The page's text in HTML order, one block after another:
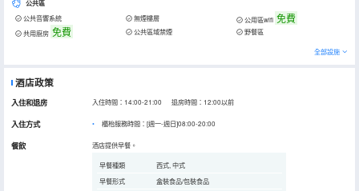
公共區
公共音響系統 無煙樓層 公用區wifi 免費
共用廚房 免費 公共區域禁煙 野餐區
全部設施
酒店政策
入住和退房 入住時間：14:00-21:00 退房時間：12:00以前
入住方式 櫃枱服務時間：[週一-週日]08:00-20:00
餐飲 酒店提供早餐。
早餐種類
西式, 中式
早餐形式
盒裝食品/包裝食品